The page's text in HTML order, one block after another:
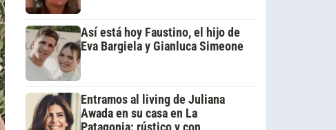
Así está hoy Faustino, el hijo de
Eva Bargiela y Gianluca Simeone
Entramos al living de Juliana
Awada en su casa en La
Patagonia: rústico y con